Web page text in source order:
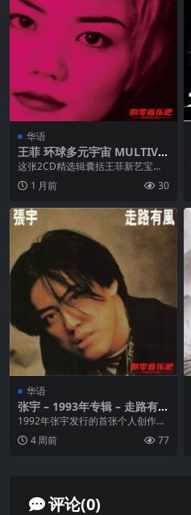
华语
王菲 环球多元宇宙 MULTIVE
RSE OF CINEPOLY 40TH AN
NIVERSARY ALAC Hi-Res 24
bit 96 高解析度无损
这张2CD精选辑囊括王菲新艺宝时
期15+15首代表作，Disc 1从《无
奈那天》...
1 月前 30
华语
张宇 – 1993年专辑 – 走路有风
Flac
1992年张宇发行的首张个人创作专
辑《走路有风》，里面除了收录同
名主打＜走路有风...
4 周前 77
评论(0)